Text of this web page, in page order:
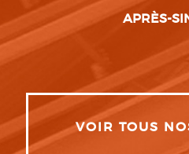
APRÈS-
VOIR TOUS